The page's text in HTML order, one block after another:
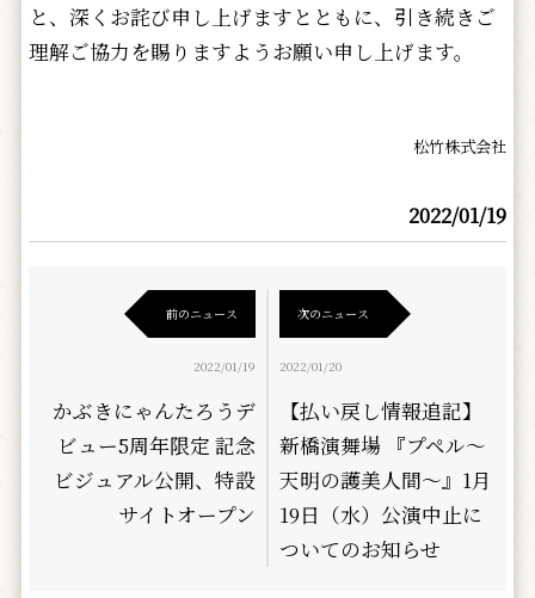
と、深くお詫び申し上げますとともに、引き続きご
理解ご協力を賜りますようお願い申し上げます。
松竹株式会社
2022/01/19
前のニュース
2022/01/19
かぶきにゃんたろうデ
ビュー5周年限定 記念
ビジュアル公開、特設
サイトオープン
次のニュース
2022/01/20
【払い戻し情報追記】
新橋演舞場 『プペル～
天明の護美人間～』1月
19日（水）公演中止に
ついてのお知らせ